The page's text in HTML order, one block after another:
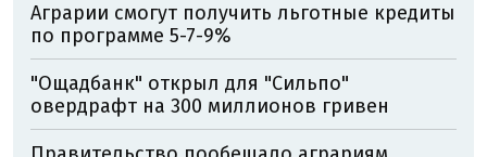
Аграрии смогут получить льготные кредиты
по программе 5-7-9%
"Ощадбанк" открыл для "Сильпо"
овердрафт на 300 миллионов гривен